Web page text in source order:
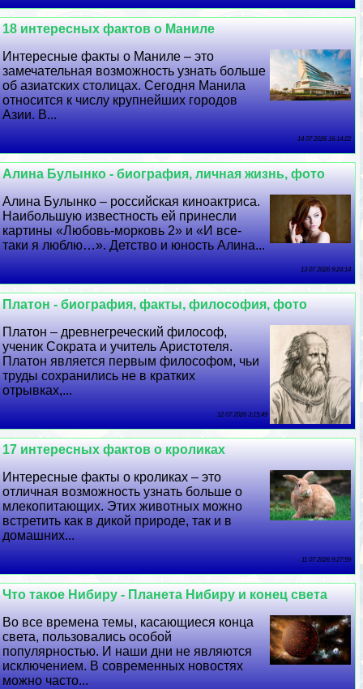
18 интересных фактов о Маниле
Интересные факты о Маниле – это
замечательная возможность узнать больше
об азиатских столицах. Сегодня Манила
относится к числу крупнейших городов
Азии. В...
14 07 2026 16:14:22
Алина Булынко - биография, личная жизнь, фото
Алина Булынко – российская киноактриса.
Наибольшую известность ей принесли
картины «Любовь-морковь 2» и «И все-
таки я люблю…». Детство и юность Алина...
13 07 2026 9:24:14
Платон - биография, факты, философия, фото
Платон – древнегреческий философ,
ученик Сократа и учитель Аристотеля.
Платон является первым философом, чьи
труды сохранились не в кратких
отрывках,...
12 07 2026 3:15:49
17 интересных фактов о кроликах
Интересные факты о кроликах – это
отличная возможность узнать больше о
млекопитающих. Этих животных можно
встретить как в дикой природе, так и в
домашних...
11 07 2026 9:27:59
Что такое Нибиру - Планета Нибиру и конец света
Во все времена темы, касающиеся конца
света, пользовались особой
популярностью. И наши дни не являются
исключением. В современных новостях
можно часто...